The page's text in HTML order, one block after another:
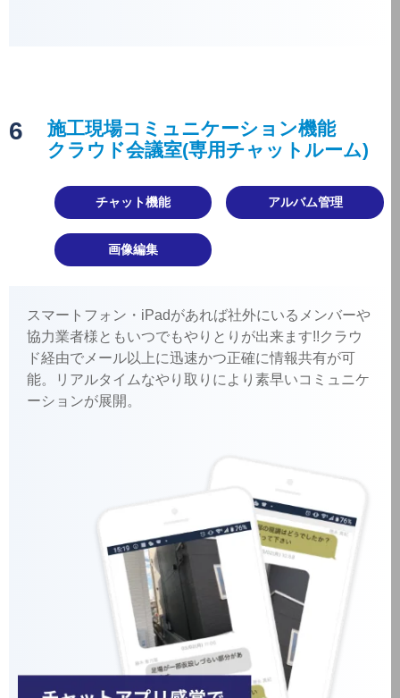
6
施工現場コミュニケーション機能
クラウド会議室(専用チャットルーム)
チャット機能 アルバム管理
画像編集
スマートフォン・iPadがあれば社外にいるメンバーや
協力業者様ともいつでもやりとりが出来ます!!クラウ
ド経由でメール以上に迅速かつ正確に情報共有が可
能。リアルタイムなやり取りにより素早いコミュニケ
ーションが展開。